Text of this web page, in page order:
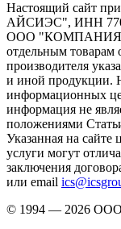
Настоящий сайт
АЙСИЭС", ИНН
ООО "КОМПАНИЯ
отдельным
производителя
и иной продукции.
информационных
информация не
положениями
Указанная на сайте
услуги могут
заключения
или email
© 1994 — 2026 ООО